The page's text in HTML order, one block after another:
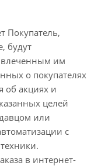
Покупатель,
будут
им
о покупателях
об акциях и
целей
или
с
в интернет-